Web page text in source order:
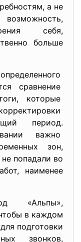
а не
себя,
больше
сравнение
которые
период.
важно
зон,
попадали во
наименее
«Альпы»,
в каждом
подготовки
звонков,